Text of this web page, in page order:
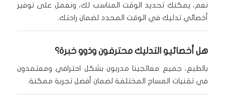
نعم، يمكنك تحديد الوقت المناسب لك، ونعمل على توفير
أخصائي تدليك في الوقت المحدد لضمان راحتك.
هل أخصائيو التدليك محترفون وذوو خبرة؟
بالطبع، جميع معالجينا مدربون بشكل احترافي ومعتمدون
في تقنيات المساج المختلفة لضمان أفضل تجربة ممكنة.